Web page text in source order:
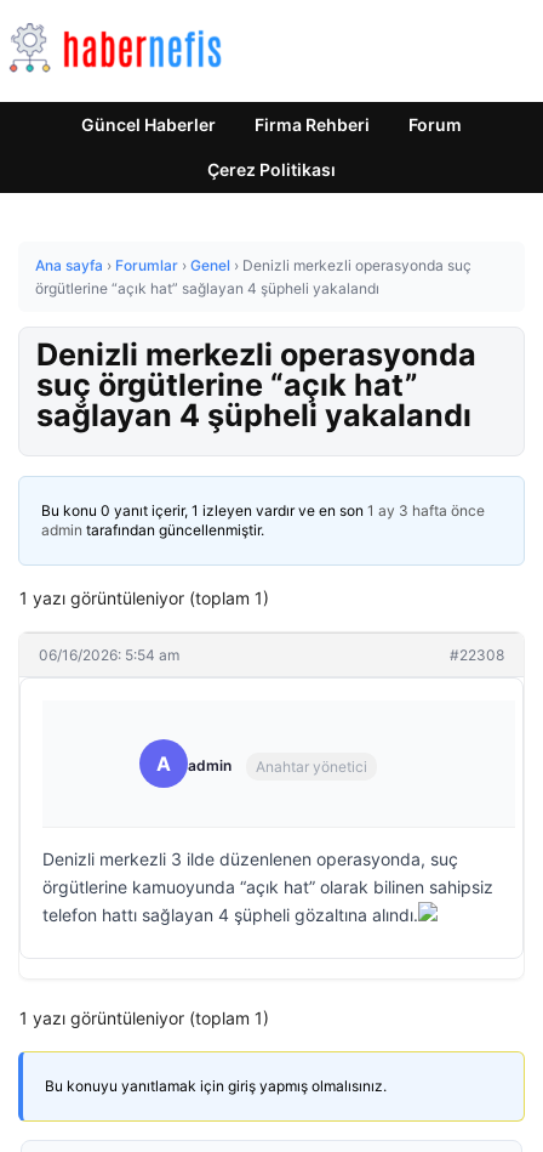
Güncel Haberler Firma Rehberi Forum
Çerez Politikası
Ana sayfa › Forumlar › Genel › Denizli merkezli operasyonda suç
örgütlerine “açık hat” sağlayan 4 şüpheli yakalandı
Denizli merkezli operasyonda
suç örgütlerine “açık hat”
sağlayan 4 şüpheli yakalandı
Bu konu 0 yanıt içerir, 1 izleyen vardır ve en son 1 ay 3 hafta önce
admin tarafından güncellenmiştir.
1 yazı görüntüleniyor (toplam 1)
06/16/2026: 5:54 am #22308
A admin Anahtar yönetici
Denizli merkezli 3 ilde düzenlenen operasyonda, suç
örgütlerine kamuoyunda “açık hat” olarak bilinen sahipsiz
telefon hattı sağlayan 4 şüpheli gözaltına alındı.
1 yazı görüntüleniyor (toplam 1)
Bu konuyu yanıtlamak için giriş yapmış olmalısınız.